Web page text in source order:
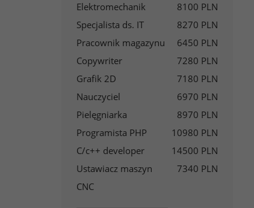
Elektromechanik
8100 PLN
Specjalista ds. IT
8270 PLN
Pracownik magazynu
6450 PLN
Copywriter
7280 PLN
Grafik 2D
7180 PLN
Nauczyciel
6970 PLN
Pielęgniarka
8970 PLN
Programista PHP
10980 PLN
C/c++ developer
14500 PLN
Ustawiacz maszyn
CNC
7340 PLN